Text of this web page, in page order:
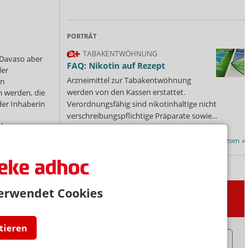
Cookies
aber
werden, die
Inhaberin
PORTRÄT
TABAKENTWÖHNUNG
FAQ: Nikotin auf Rezept
Arzneimittel zur Tabakentwöhnung
werden von den Kassen erstattet.
Verordnungsfähig sind nikotinhaltige nicht
verschreibungspflichtige Präparate sowie...
Mehr»
Alle Porträts lesen »